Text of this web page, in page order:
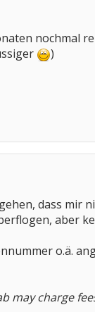
nochmal
)
dass mir
aber
o.ä.
may charge